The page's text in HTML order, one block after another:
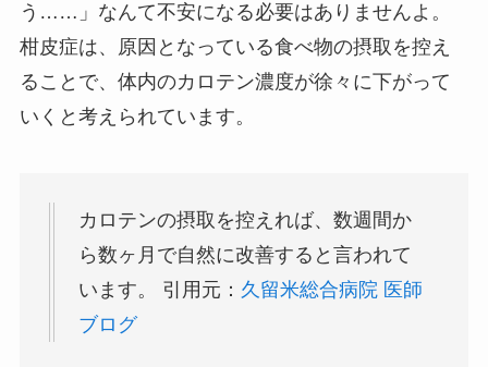
う……」なんて不安になる必要はありませんよ。
柑皮症は、原因となっている食べ物の摂取を控え
ることで、体内のカロテン濃度が徐々に下がって
いくと考えられています。
カロテンの摂取を控えれば、数週間か
ら数ヶ月で自然に改善すると言われて
います。 引用元： 久留米総合病院 医師
ブログ